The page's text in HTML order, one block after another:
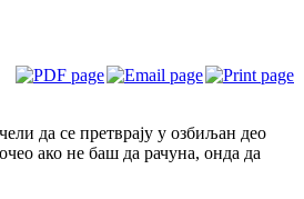
да се претврају у озбиљан део
ако не баш да рачуна, онда да